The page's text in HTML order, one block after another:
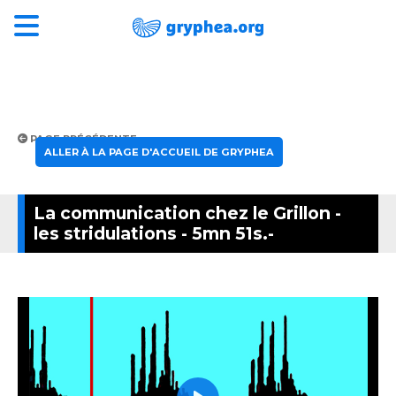
PAGE PRÉCÉDENTE
ALLER À LA PAGE D'ACCUEIL DE GRYPHEA
La communication chez le Grillon -
les stridulations - 5mn 51s.-